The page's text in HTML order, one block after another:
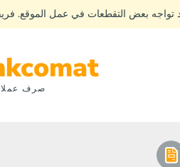
تواجه بعض التقطعات في عمل الموقع.
صرف